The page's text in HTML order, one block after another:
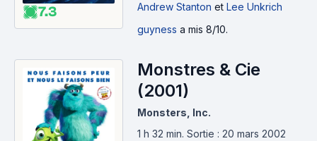
7.3
Andrew Stanton et Lee Unkrich
guyness a mis 8/10.
Monstres & Cie
(2001)
Monsters, Inc.
1 h 32 min. Sortie : 20 mars 2002